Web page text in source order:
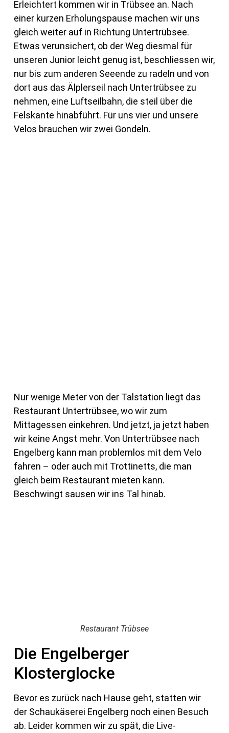
Erleichtert kommen wir in Trübsee an. Nach
einer kurzen Erholungspause machen wir uns
gleich weiter auf in Richtung Untertrübsee.
Etwas verunsichert, ob der Weg diesmal für
unseren Junior leicht genug ist, beschliessen wir,
nur bis zum anderen Seeende zu radeln und von
dort aus das Älplerseil nach Untertrübsee zu
nehmen, eine Luftseilbahn, die steil über die
Felskante hinabführt. Für uns vier und unsere
Velos brauchen wir zwei Gondeln.
Nur wenige Meter von der Talstation liegt das
Restaurant Untertrübsee, wo wir zum
Mittagessen einkehren. Und jetzt, ja jetzt haben
wir keine Angst mehr. Von Untertrübsee nach
Engelberg kann man problemlos mit dem Velo
fahren – oder auch mit Trottinetts, die man
gleich beim Restaurant mieten kann.
Beschwingt sausen wir ins Tal hinab.
Restaurant Trübsee
Die Engelberger
Klosterglocke
Bevor es zurück nach Hause geht, statten wir
der Schaukäserei Engelberg noch einen Besuch
ab. Leider kommen wir zu spät, die Live-